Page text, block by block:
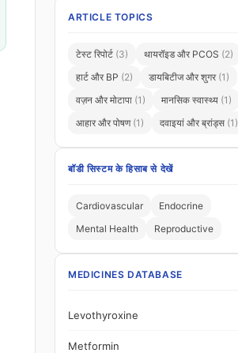
ARTICLE TOPICS
टेस्ट रिपोर्ट (3) थायरॉइड और PCOS (2)
हार्ट और BP (2) डायबिटीज और शुगर (1)
वज़न और मोटापा (1) मानसिक स्वास्थ्य (1)
आहार और पोषण (1) दवाइयां और ब्रांड्स (1)
बॉडी सिस्टम के हिसाब से देखें
Cardiovascular
Endocrine
Mental Health
Reproductive
MEDICINES DATABASE
Levothyroxine
Metformin